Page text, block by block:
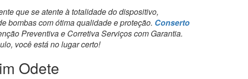
que se atente à totalidade do dispositivo,
bombas com ótima qualidade e proteção. Conserto
Preventiva e Corretiva Serviços com Garantia.
você está no lugar certo!
Odete